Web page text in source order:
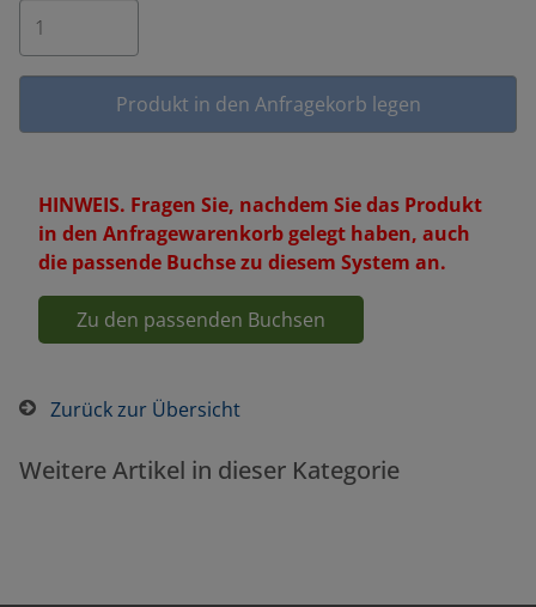
HINWEIS. Fragen Sie, nachdem Sie das Produkt
in den Anfragewarenkorb gelegt haben, auch
die passende Buchse zu diesem System an.
Zu den passenden Buchsen
Zurück zur Übersicht
Weitere Artikel in dieser Kategorie